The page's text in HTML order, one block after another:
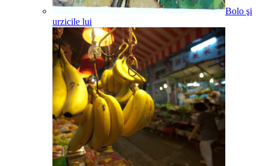
Bolo şi
urzicile lui